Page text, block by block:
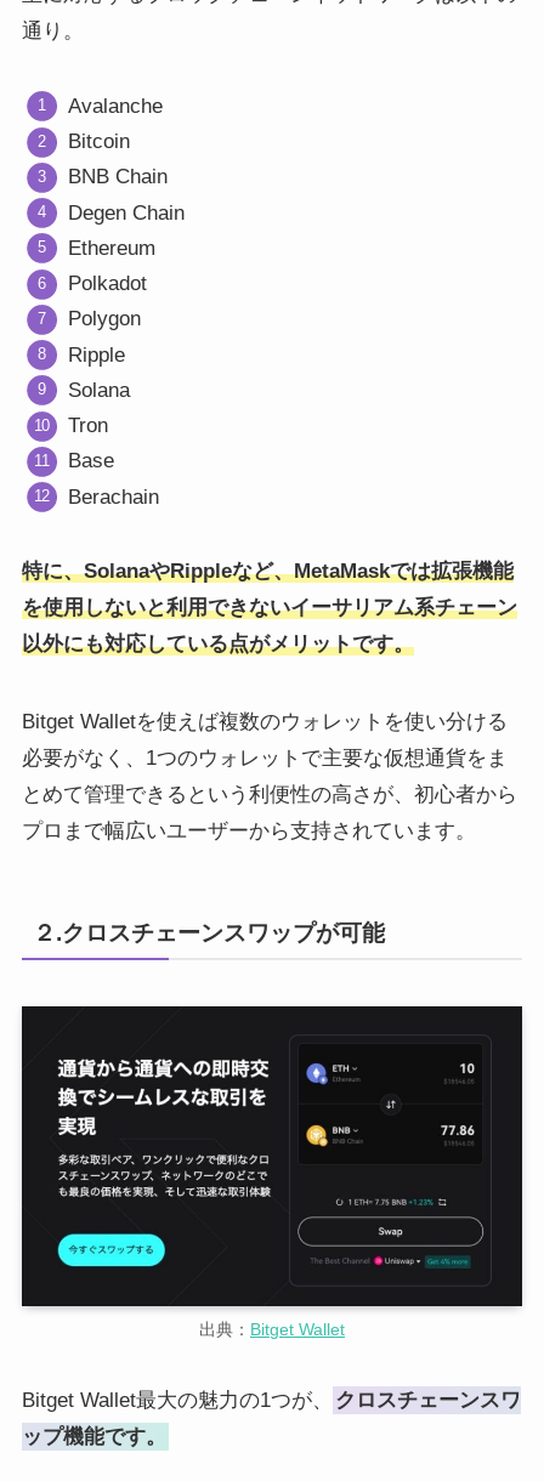
通り。
Avalanche
Bitcoin
BNB Chain
Degen Chain
Ethereum
Polkadot
Polygon
Ripple
Solana
Tron
Base
Berachain
特に、SolanaやRippleなど、MetaMaskでは拡張機能
を使用しないと利用できないイーサリアム系チェーン
以外にも対応している点がメリットです。
Bitget Walletを使えば複数のウォレットを使い分ける
必要がなく、1つのウォレットで主要な仮想通貨をま
とめて管理できるという利便性の高さが、初心者から
プロまで幅広いユーザーから支持されています。
２.クロスチェーンスワップが可能
出典： Bitget Wallet
Bitget Wallet最大の魅力の1つが、
クロスチェーンスワ
ップ機能です。